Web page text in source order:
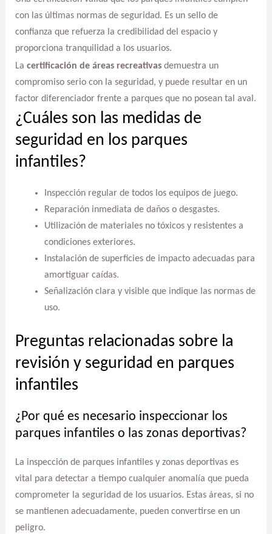
con las últimas normas de seguridad. Es un sello de
confianza que refuerza la credibilidad del espacio y
proporciona tranquilidad a los usuarios.
La certificación de áreas recreativasdemuestra un
compromiso serio con la seguridad, y puede resultar en un
factor diferenciador frente a parques que no posean tal aval.
¿Cuáles son las medidas de
seguridad en los parques
infantiles?
Inspección regular de todos los equipos de juego.
Reparación inmediata de daños o desgastes.
Utilización de materiales no tóxicos y resistentes a
condiciones exteriores.
Instalación de superficies de impacto adecuadas para
amortiguar caídas.
Señalización clara y visible que indique las normas de
uso.
Preguntas relacionadas sobre la
revisión y seguridad en parques
infantiles
¿Por qué es necesario inspeccionar los
parques infantiles o las zonas deportivas?
La inspección de parques infantiles y zonas deportivas es
vital para detectar a tiempo cualquier anomalía que pueda
comprometer la seguridad de los usuarios. Estas áreas, si no
se mantienen adecuadamente, pueden convertirse en un
peligro.